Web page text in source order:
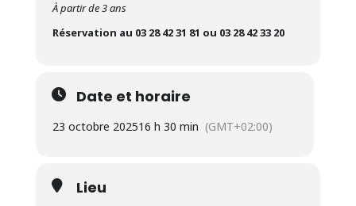
À partir de 3 ans
Réservation au 03 28 42 31 81 ou 03 28 42 33 20
Date et horaire
23 octobre 202516 h 30 min (GMT+02:00)
Lieu